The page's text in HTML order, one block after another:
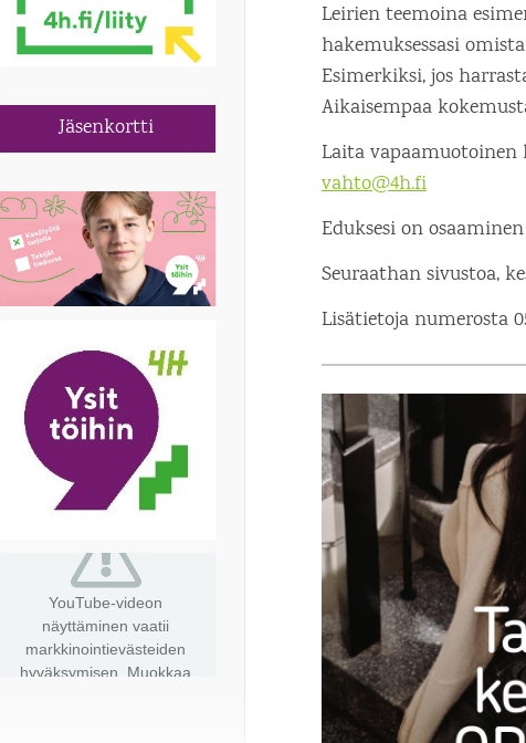
Jäsenkortti
YouTube-videon
näyttäminen vaatii
markkinointievästeiden
hyväksymisen. Muokkaa
Leirien teemoina
hakemuksessasi
Esimerkiksi, jos
Aikaisempaa
Laita vapaamuotoinen
vahto@4h.fi
Eduksesi on
Seuraathan sivustoa,
Lisätietoja numerosta